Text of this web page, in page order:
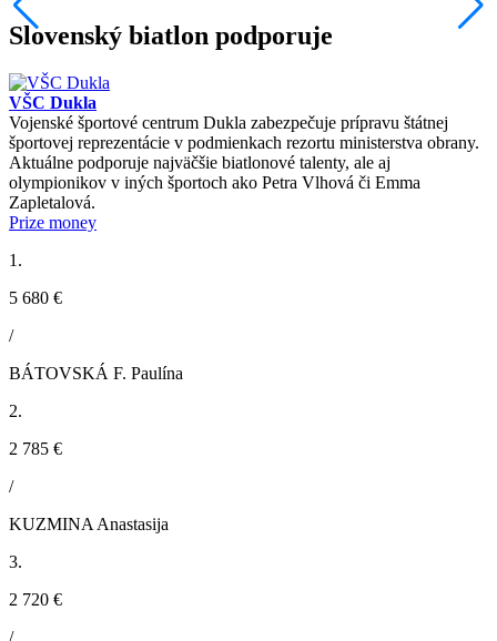
Slovenský biatlon podporuje
VŠC Dukla
Vojenské športové centrum Dukla zabezpečuje prípravu štátnej
športovej reprezentácie v podmienkach rezortu ministerstva obrany.
Aktuálne podporuje najväčšie biatlonové talenty, ale aj
olympionikov v iných športoch ako Petra Vlhová či Emma
Zapletalová.
Prize money
1.
5 680 €
/
BÁTOVSKÁ F. Paulína
2.
2 785 €
/
KUZMINA Anastasija
3.
2 720 €
/